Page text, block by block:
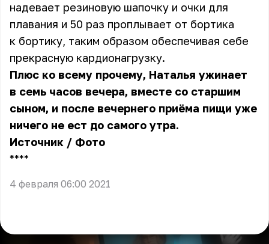
надевает резиновую шапочку и очки для
плавания и 50 раз проплывает от бортика
к бортику, таким образом обеспечивая себе
прекрасную кардионагрузку.
Плюс ко всему прочему, Наталья ужинает
в семь часов вечера, вместе со старшим
сыном, и после вечернего приёма пищи уже
ничего не ест до самого утра.
Источник / Фото
** **
4 февраля 06:00 2021